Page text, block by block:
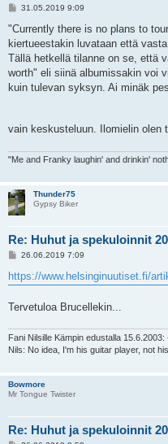
V
e
t
i
31.05.2019 9:09
"Currently there is no plans to
kiertueestakin luvataan että
Tällä hetkellä tilanne on se, että
worth" eli siinä albumissakin voi
kuin tulevan syksyn. Ai minäk
vain keskusteluun. Ilomielin olen
"Me and Franky laughin' and drinkin'
Thunder75
Gypsy Biker
Re: Huhut ja spekuloinnit
V
e
s
i
26.06.2019 7:09
https://www.helsinginuutiset.fi/
Tervetuloa Brucellekin...
Fani Nilsille Kämpin edustalla
Nils: No idea, I'm his guitar player, not
Bowmore
Mr Tongue Twister
Re: Huhut ja spekuloinnit